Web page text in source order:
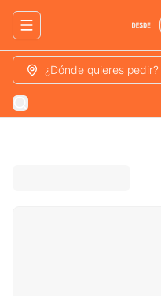
Abrir menu de navegación
¿Dónde quieres pedir?